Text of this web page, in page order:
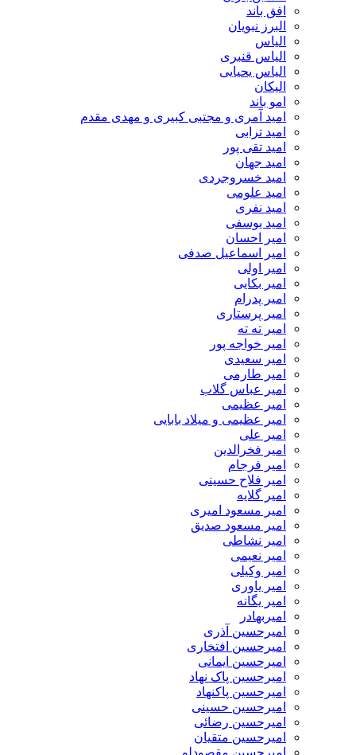
افق باند
البرز نبویان
الیاس
الیاس قنبرى
الیاس یحیایی
الیکان
امو باند
امید آمری و مجتبی کبیری و مهدى مقدم
امید ترابی
امید تقی پور
امید جهان
امید خسروجردی
امید علومی
امید نفری
امید یوسفی
امیر احسان
امیر اسماعیل صدفی
امیر اولی
امیر بکایی
امیر پدرام
امیر پرستاری
امیر ته ته
امیر خواجه پور
امیر سعیدی
امیر طارمی
امیر عباس گلاب
امیر عظیمی
امیر عظیمی و میلاد بابایی
امیر علی
امیر فخرالدین
امیر فرجام
امیر فلاح حسینی
امیر گلایه
امیر مسعود امیری
امیر مسعود صدیق
امیر نشاطی
امیر نعیمی
امیر وکیلی
امیر یاوری
امیر یگانه
امیربهادر
امیرحسین آذری
امیرحسین افتخاری
امیرحسین ایمانی
امیرحسین پاک نهاد
امیرحسین پاکنهاد
امیرحسین حسینی
امیرحسین رضائی
امیرحسین متقیان